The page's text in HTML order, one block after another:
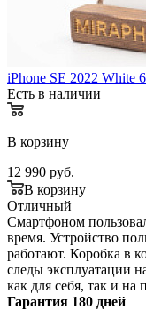
iPhone SE 2022 White
Есть в наличии
В корзину
12 990 руб.
В корзину
Отличный
Смартфоном
время. Устройство
работают. Коробка в
следы эксплуатации
как для себя, так и на
Гарантия 180 дней